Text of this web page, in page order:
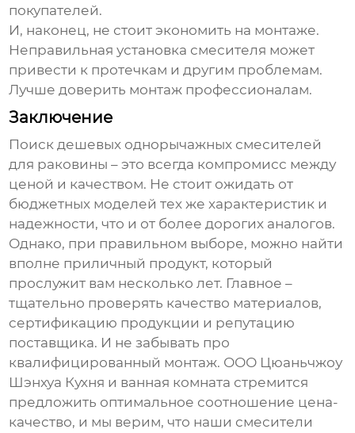
покупателей.
И, наконец, не стоит экономить на монтаже.
Неправильная установка смесителя может
привести к протечкам и другим проблемам.
Лучше доверить монтаж профессионалам.
Заключение
Поискдешевых однорычажных смесителей
для раковины – это всегда компромисс между
ценой и качеством. Не стоит ожидать от
бюджетных моделей тех же характеристик и
надежности, что и от более дорогих аналогов.
Однако, при правильном выборе, можно найти
вполне приличный продукт, который
прослужит вам несколько лет. Главное –
тщательно проверять качество материалов,
сертификацию продукции и репутацию
поставщика. И не забывать про
квалифицированный монтаж. ООО Цюаньчжоу
Шэнхуа Кухня и ванная комната стремится
предложить оптимальное соотношение цена-
качество, и мы верим, что наши смесители